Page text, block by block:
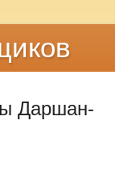
Даршан-